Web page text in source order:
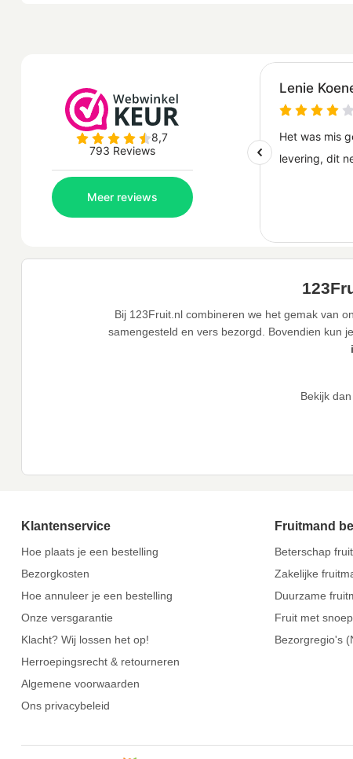
Bij 123Fruit.nl combineren we het gemak van
samengesteld en vers bezorgd. Bovendien kun
Bekijk
Klantenservice
Hoe plaats je een bestelling
Bezorgkosten
Hoe annuleer je een bestelling
Onze versgarantie
Klacht? Wij lossen het op!
Herroepingsrecht & retourneren
Algemene voorwaarden
Ons privacybeleid
Fruitmand
Beterschap
Zakelijke
Duurzame
Fruit met snoep
Bezorgregio's